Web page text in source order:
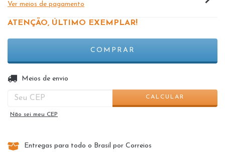
Ver meios de pagamento
ATENÇÃO, ÚLTIMO EXEMPLAR!
Entregas para o CEP:
Meios de envio
CALCULAR
Não sei meu CEP
Entregas para todo o Brasil por Correios